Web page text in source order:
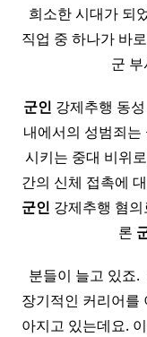
희소한 시대가 되
직업 중 하나가 바
군
군인 강제추행 동
내에서의 성범죄
시키는 중대 비위
간의 신체 접촉에
군인 강제추행 혐
론
분들이 늘고 있죠.
장기적인 커리어를
아지고 있는데요.